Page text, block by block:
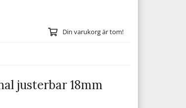
Din varukorg är tom!
justerbar 18mm